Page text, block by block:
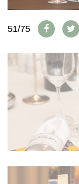
AVANTAGES
VINOPHILES
ARCHIVES
CONCOURS
GUIDE MILLÉSIMES
RECHERCHE VINS
NEWSLETTER
GUIDE DU VIGNOBLE
WINE TRADE CLUB
OFFRES D'EMPLOIS
PUBLICITÉ
MENTIONS LÉGALES
51/75